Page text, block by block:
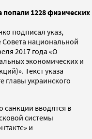
1228 физических
подписал указ,
национальной
2017 года «О
экономических и
Текст указа
главы украинского
санкции вводятся в
системы
и